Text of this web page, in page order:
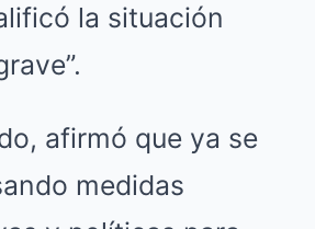
la situación
afirmó que ya se
medidas